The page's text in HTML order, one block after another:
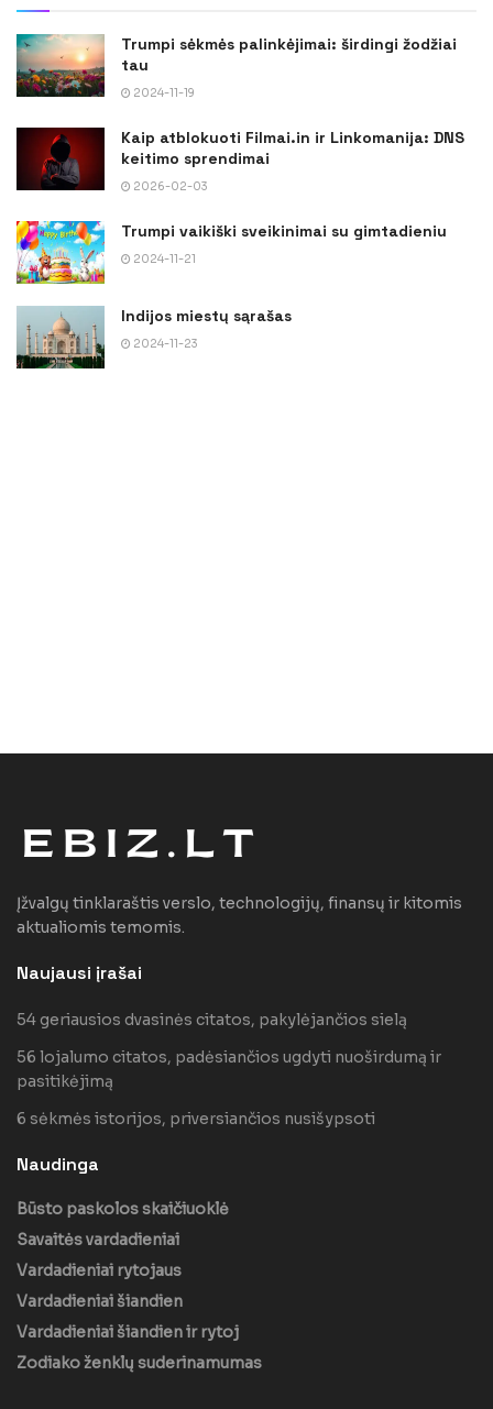
Trumpi sėkmės palinkėjimai: širdingi žodžiai
tau
2024-11-19
Kaip atblokuoti Filmai.in ir Linkomanija: DNS
keitimo sprendimai
2026-02-03
Trumpi vaikiški sveikinimai su gimtadieniu
2024-11-21
Indijos miestų sąrašas
2024-11-23
Įžvalgų tinklaraštis verslo, technologijų, finansų ir kitomis
aktualiomis temomis.
Naujausi įrašai
54 geriausios dvasinės citatos, pakylėjančios sielą
56 lojalumo citatos, padėsiančios ugdyti nuoširdumą ir
pasitikėjimą
6 sėkmės istorijos, priversiančios nusišypsoti
Naudinga
Būsto paskolos skaičiuoklė
Savaitės vardadieniai
Vardadieniai rytojaus
Vardadieniai šiandien
Vardadieniai šiandien ir rytoj
Zodiako ženklų suderinamumas